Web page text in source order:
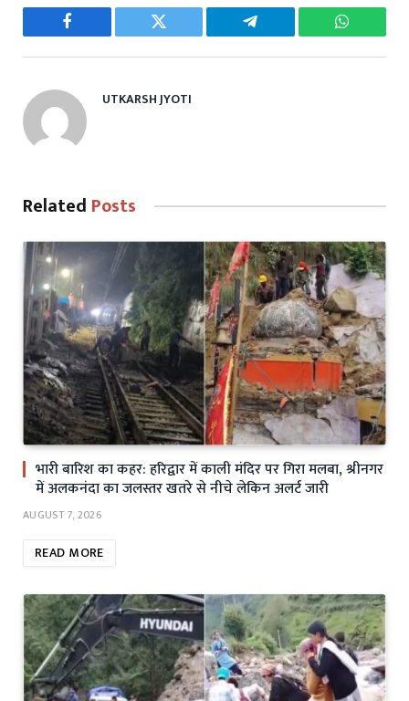
Facebook Twitter Telegram
UTKARSH JYOTI
Related Posts
भारी बारिश का कहर: हरिद्वार में काली मंदिर पर गिरा मलबा, श्रीनगर
में अलकनंदा का जलस्तर खतरे से नीचे लेकिन अलर्ट जारी
AUGUST 7, 2026
READ MORE